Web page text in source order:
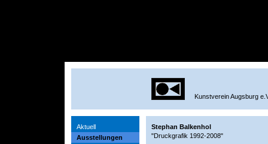
Kunstverein Augsburg
Aktuell
Ausstellungen
Stephan Balkenhol
"Druckgrafik 1992-2008"